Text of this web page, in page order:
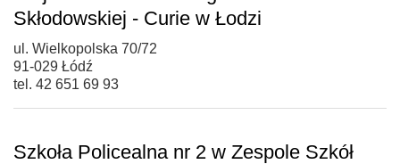
Skłodowskiej - Curie w Łodzi
ul. Wielkopolska 70/72
91-029 Łódź
tel. 42 651 69 93
Szkoła Policealna nr 2 w Zespole Szkół